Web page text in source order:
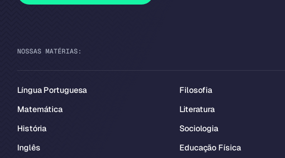
NOSSAS MATÉRIAS:
Língua Portuguesa
Matemática
História
Inglês
Filosofia
Literatura
Sociologia
Educação Física